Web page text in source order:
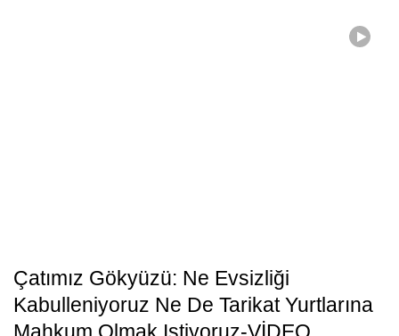
Çatımız Gökyüzü: Ne Evsizliği
Kabulleniyoruz Ne De Tarikat Yurtlarına
Mahkum Olmak Istiyoruz-VİDEO